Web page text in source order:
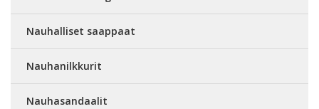
Nauhalliset saappaat
Nauhanilkkurit
Nauhasandaalit